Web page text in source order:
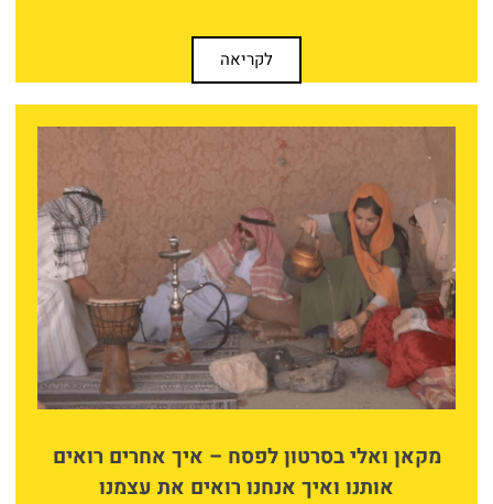
לקריאה
מקאן ואלי בסרטון לפסח – איך אחרים רואים
אותנו ואיך אנחנו רואים את עצמנו